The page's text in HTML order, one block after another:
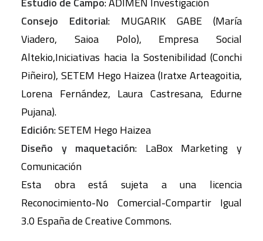
Consejo Editorial: MUGARIK GABE (María
Viadero, Saioa Polo), Empresa Social
Altekio,Iniciativas hacia la Sostenibilidad (Conchi
Piñeiro), SETEM Hego Haizea (Iratxe Arteagoitia,
Lorena Fernández, Laura Castresana, Edurne
Pujana).
Edición: SETEM Hego Haizea
Diseño y maquetación: LaBox Marketing y
Comunicación
Esta obra está sujeta a una licencia
Reconocimiento-No Comercial-Compartir Igual
3.0 España de Creative Commons.